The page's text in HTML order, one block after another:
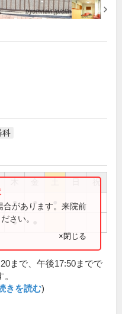
科
祝
● ●
●
合があります。来院前
さい。
×閉じる
まで、午後17:50までで
きを読む)